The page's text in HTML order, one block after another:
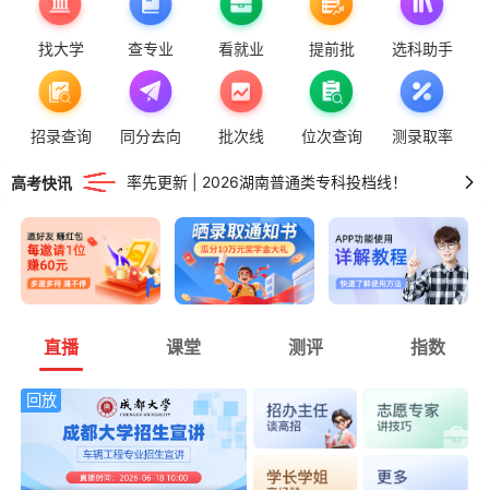
找大学 查专业 看就业 提前批 选科助手
招录查询 同分去向 批次线 位次查询 测录取率
高考快讯
率先更新 | 2026重庆普通类专科投档线！
高考版关闭 | 非高三用户可正常进行智能填报！
率先更新 | 2026湖南普通类专科投档线！
率先更新 | 2026新疆普通类本二批投档线！
率先更新 | 2026广东普通类专科投档线！
直播 课堂 测评 指数
回放